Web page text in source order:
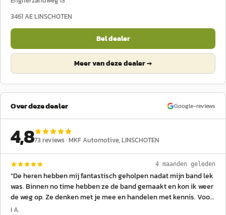
3461 AELINSCHOTEN
Bel dealer
Meer van deze dealer →
Over deze dealer Google-reviews
4,873 reviews ·MKF Automotive, LINSCHOTEN
4 maanden geleden
“De heren hebben mij fantastisch geholpen nadat mijn band lek
was. Binnen no time hebben ze de band gemaakt en kon ik weer
de weg op. Ze denken met je mee en handelen met kennis. Voor
mij is dit een nieuw vast adres! Bedankt voor de goede service!
I A.